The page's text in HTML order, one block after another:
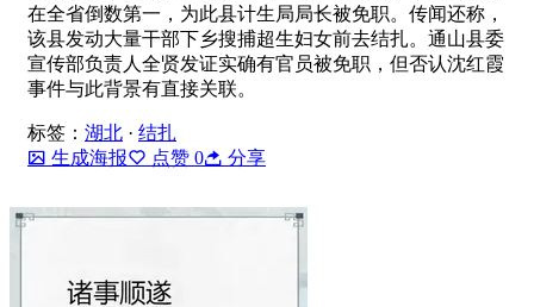
在全省倒数第一，为此县计生局局长被免职。传闻还称，
该县发动大量干部下乡搜捕超生妇女前去结扎。通山县委
宣传部负责人全贤发证实确有官员被免职，但否认沈红霞
事件与此背景有直接关联。
标签： 湖北 · 结扎
生成海报
点赞 0 分享